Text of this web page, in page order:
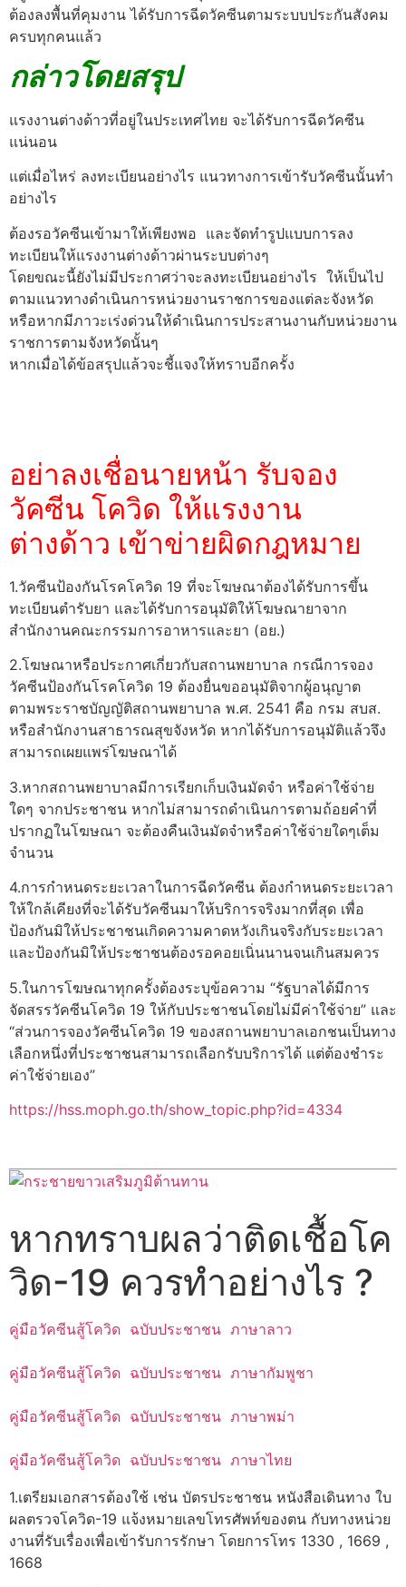
ต้องลงพื้นที่คุมงาน ได้รับการฉีดวัคซีนตามระบบประกันสังคม
ครบทุกคนแล้ว
กล่าวโดยสรุป
แรงงานต่างด้าวที่อยู่ในประเทศไทย จะได้รับการฉีดวัคซีน
แน่นอน
แต่เมื่อไหร่ ลงทะเบียนอย่างไร แนวทางการเข้ารับวัคซีนนั้นทำ
อย่างไร
ต้องรอวัคซีนเข้ามาให้เพียงพอ และจัดทำรูปแบบการลง
ทะเบียนให้แรงงานต่างด้าวผ่านระบบต่างๆ
โดยขณะนี้ยังไม่มีประกาศว่าจะลงทะเบียนอย่างไร ให้เป็นไป
ตามแนวทางดำเนินการหน่วยงานราชการของแต่ละจังหวัด
หรือหากมีภาวะเร่งด่วนให้ดำเนินการประสานงานกับหน่วยงาน
ราชการตามจังหวัดนั้นๆ
หากเมื่อได้ข้อสรุปแล้วจะชี้แจงให้ทราบอีกครั้ง
อย่าลงเชื่อนายหน้า รับจอง
วัคซีน โควิด ให้แรงงาน
ต่างด้าว เข้าข่ายผิดกฎหมาย
1.วัคซีนป้องกันโรคโควิด 19 ที่จะโฆษณาต้องได้รับการขึ้น
ทะเบียนตำรับยา และได้รับการอนุมัติให้โฆษณายาจาก
สำนักงานคณะกรรมการอาหารและยา (อย.)
2.โฆษณาหรือประกาศเกี่ยวกับสถานพยาบาล กรณีการจอง
วัคซีนป้องกันโรคโควิด 19 ต้องยื่นขออนุมัติจากผู้อนุญาต
ตามพระราชบัญญัติสถานพยาบาล พ.ศ. 2541 คือ กรม สบส.
หรือสำนักงานสาธารณสุขจังหวัด หากได้รับการอนุมัติแล้วจึง
สามารถเผยแพร่โฆษณาได้
3.หากสถานพยาบาลมีการเรียกเก็บเงินมัดจำ หรือค่าใช้จ่าย
ใดๆ จากประชาชน หากไม่สามารถดำเนินการตามถ้อยคำที่
ปรากฏในโฆษณา จะต้องคืนเงินมัดจำหรือค่าใช้จ่ายใดๆเต็ม
จำนวน
4.การกำหนดระยะเวลาในการฉีดวัคซีน ต้องกำหนดระยะเวลา
ให้ใกล้เคียงที่จะได้รับวัคซีนมาให้บริการจริงมากที่สุด เพื่อ
ป้องกันมิให้ประชาชนเกิดความคาดหวังเกินจริงกับระยะเวลา
และป้องกันมิให้ประชาชนต้องรอคอยเนิ่นนานจนเกินสมควร
5.ในการโฆษณาทุกครั้งต้องระบุข้อความ “รัฐบาลได้มีการ
จัดสรรวัคซีนโควิด 19 ให้กับประชาชนโดยไม่มีค่าใช้จ่าย” และ
“ส่วนการจองวัคซีนโควิด 19 ของสถานพยาบาลเอกชนเป็นทาง
เลือกหนึ่งที่ประชาชนสามารถเลือกรับบริการได้ แต่ต้องชำระ
ค่าใช้จ่ายเอง”
https://hss.moph.go.th/show_topic.php?id=4334
หากทราบผลว่าติดเชื้อโค
วิด-19 ควรทำอย่างไร ?
คู่มือวัคซีนสู้โควิด ฉบับประชาชน ภาษาลาว
คู่มือวัคซีนสู้โควิด ฉบับประชาชน ภาษากัมพูชา
คู่มือวัคซีนสู้โควิด ฉบับประชาชน ภาษาพม่า
คู่มือวัคซีนสู้โควิด ฉบับประชาชน ภาษาไทย
1.เตรียมเอกสารต้องใช้ เช่น บัตรประชาชน หนังสือเดินทาง ใบ
ผลตรวจโควิด-19 แจ้งหมายเลขโทรศัพท์ของตน กับทางหน่วย
งานที่รับเรื่องเพื่อเข้ารับการรักษา โดยการโทร 1330 , 1669 ,
1668